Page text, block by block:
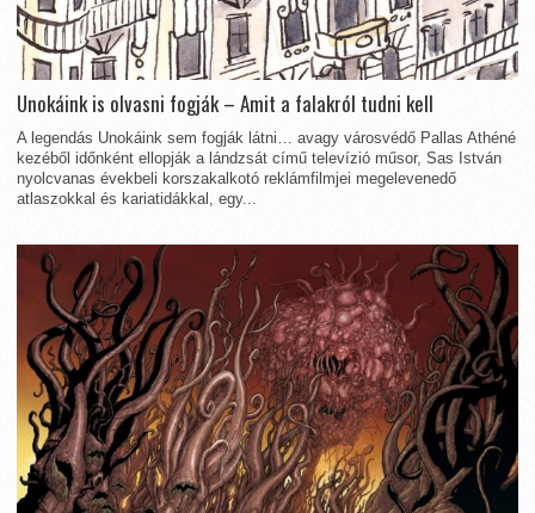
Unokáink is olvasni fogják – Amit a falakról tudni kell
A legendás Unokáink sem fogják látni… avagy városvédő Pallas Athéné
kezéből időnként ellopják a lándzsát című televízió műsor, Sas István
nyolcvanas évekbeli korszakalkotó reklámfilmjei megelevenedő
atlaszokkal és kariatidákkal, egy...